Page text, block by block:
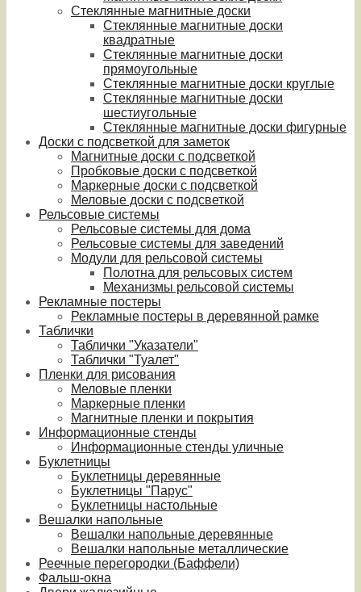
Стеклянные магнитные доски
Стеклянные магнитные доски
квадратные
Стеклянные магнитные доски
прямоугольные
Стеклянные магнитные доски круглые
Стеклянные магнитные доски
шестиугольные
Стеклянные магнитные доски фигурные
Доски с подсветкой для заметок
Магнитные доски с подсветкой
Пробковые доски с подсветкой
Маркерные доски с подсветкой
Меловые доски с подсветкой
Рельсовые системы
Рельсовые системы для дома
Рельсовые системы для заведений
Модули для рельсовой системы
Полотна для рельсовых систем
Механизмы рельсовой системы
Рекламные постеры
Рекламные постеры в деревянной рамке
Таблички
Таблички "Указатели"
Таблички "Туалет"
Пленки для рисования
Меловые пленки
Маркерные пленки
Магнитные пленки и покрытия
Информационные стенды
Информационные стенды уличные
Буклетницы
Буклетницы деревянные
Буклетницы "Парус"
Буклетницы настольные
Вешалки напольные
Вешалки напольные деревянные
Вешалки напольные металлические
Реечные перегородки (Баффели)
Фальш-окна